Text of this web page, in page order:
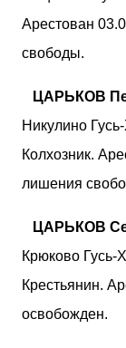
Арестован
свободы.
ЦАРЬКОВ
Никулино
Колхозник.
лишения
ЦАРЬКОВ
Крюково Гусь-
Крестьянин.
освобожден.